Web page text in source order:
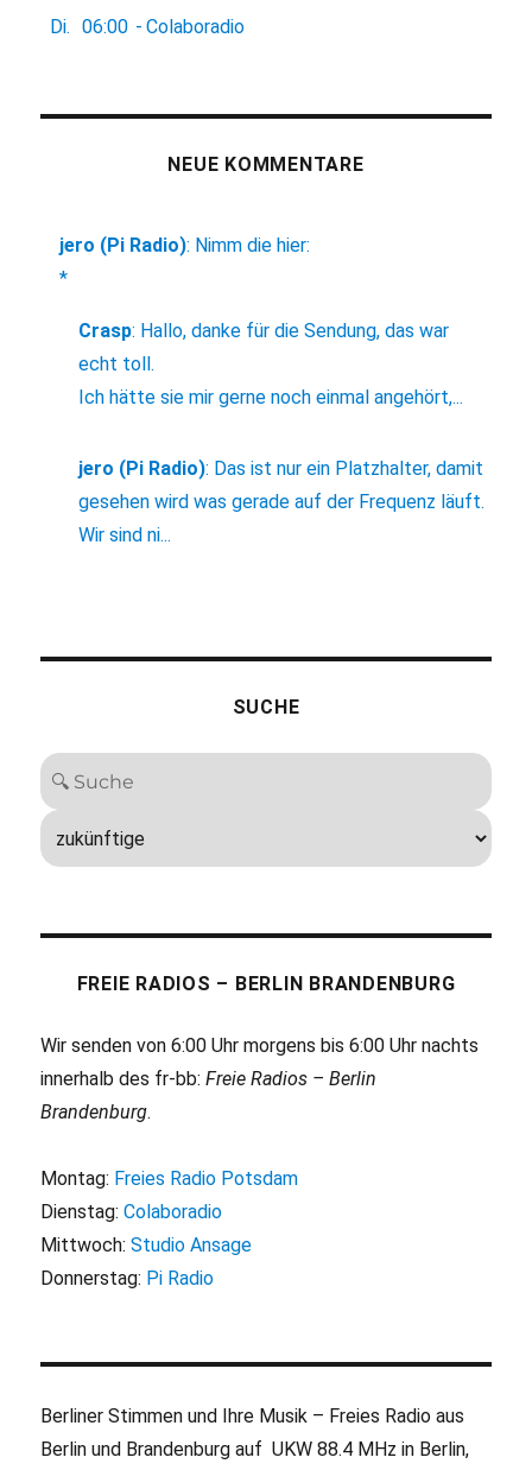
Di.
06:00 - Colaboradio
NEUE KOMMENTARE
jero (Pi Radio): Nimm die hier:
*
Crasp: Hallo, danke für die Sendung, das war
echt toll.
Ich hätte sie mir gerne noch einmal angehört,...
jero (Pi Radio): Das ist nur ein Platzhalter, damit
gesehen wird was gerade auf der Frequenz läuft.
Wir sind ni...
SUCHE
FREIE RADIOS – BERLIN BRANDENBURG
Wir senden von 6:00 Uhr morgens bis 6:00 Uhr nachts
innerhalb des fr-bb:Freie Radios – Berlin
Brandenburg.
Montag: Freies Radio Potsdam
Dienstag:Colaboradio
Mittwoch:Studio Ansage
Donnerstag: Pi Radio
Berliner Stimmen und Ihre Musik – Freies Radio aus
Berlin und Brandenburg auf UKW 88.4 MHz in Berlin,